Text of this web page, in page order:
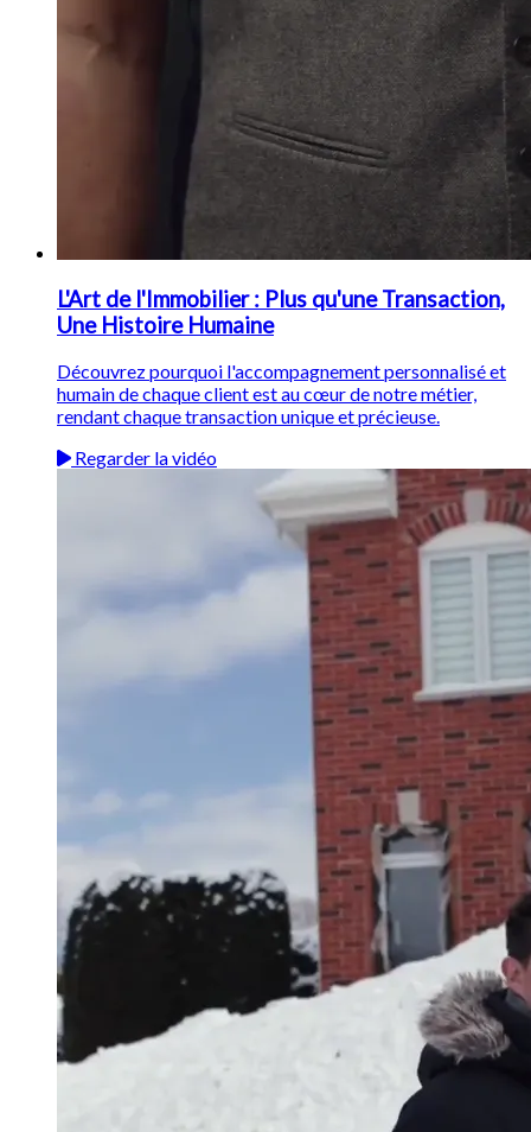
L'Art de l'Immobilier : Plus qu'une Transaction,
Une Histoire Humaine
Découvrez pourquoi l'accompagnement personnalisé et
humain de chaque client est au cœur de notre métier,
rendant chaque transaction unique et précieuse.
Regarder la vidéo